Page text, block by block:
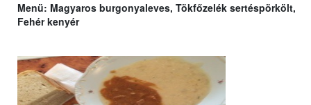
Menü: Magyaros burgonyaleves, Tökfőzelék sertéspörkölt,
Fehér kenyér